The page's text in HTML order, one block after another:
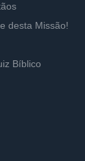
desta Missão!
Bíblico